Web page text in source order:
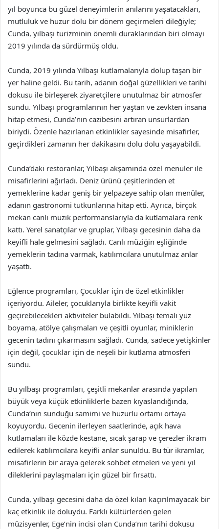
yıl boyunca bu güzel deneyimlerin anılarını yaşatacakları,
mutluluk ve huzur dolu bir dönem geçirmeleri dileğiyle;
Cunda, yılbaşı turizminin önemli duraklarından biri olmayı
2019 yılında da sürdürmüş oldu.
Cunda, 2019 yılında Yılbaşı kutlamalarıyla dolup taşan bir
yer haline geldi. Bu tarih, adanın doğal güzellikleri ve tarihi
dokusu ile birleşerek ziyaretçilere unutulmaz bir atmosfer
sundu. Yılbaşı programlarının her yaştan ve zevkten insana
hitap etmesi, Cunda’nın cazibesini artıran unsurlardan
biriydi. Özenle hazırlanan etkinlikler sayesinde misafirler,
geçirdikleri zamanın her dakikasını dolu dolu yaşayabildi.
Cunda’daki restoranlar, Yılbaşı akşamında özel menüler ile
misafirlerini ağırladı. Deniz ürünü çeşitlerinden et
yemeklerine kadar geniş bir yelpazeye sahip olan menüler,
adanın gastronomi tutkunlarına hitap etti. Ayrıca, birçok
mekan canlı müzik performanslarıyla da kutlamalara renk
kattı. Yerel sanatçılar ve gruplar, Yılbaşı gecesinin daha da
keyifli hale gelmesini sağladı. Canlı müziğin eşliğinde
yemeklerin tadına varmak, katılımcılara unutulmaz anlar
yaşattı.
Eğlence programları, Çocuklar için de özel etkinlikler
içeriyordu. Aileler, çocuklarıyla birlikte keyifli vakit
geçirebilecekleri aktiviteler bulabildi. Yılbaşı temalı yüz
boyama, atölye çalışmaları ve çeşitli oyunlar, miniklerin
gecenin tadını çıkarmasını sağladı. Cunda, sadece yetişkinler
için değil, çocuklar için de neşeli bir kutlama atmosferi
sundu.
Bu yılbaşı programları, çeşitli mekanlar arasında yapılan
büyük veya küçük etkinliklerle bazen kıyaslandığında,
Cunda’nın sunduğu samimi ve huzurlu ortamı ortaya
koyuyordu. Gecenin ilerleyen saatlerinde, açık hava
kutlamaları ile közde kestane, sıcak şarap ve çerezler ikram
edilerek katılımcılara keyifli anlar sunuldu. Bu tür ikramlar,
misafirlerin bir araya gelerek sohbet etmeleri ve yeni yıl
dileklerini paylaşmaları için güzel bir fırsattı.
Cunda, yılbaşı gecesini daha da özel kılan kaçırılmayacak bir
kaç etkinlik ile doluydu. Farklı kültürlerden gelen
müzisyenler, Ege’nin incisi olan Cunda’nın tarihi dokusu